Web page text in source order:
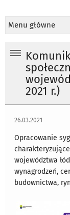
Menu główne
2021 r.)
26.03.2021
Opracowanie
województwa
wynagrodzeń,
budownictwa,